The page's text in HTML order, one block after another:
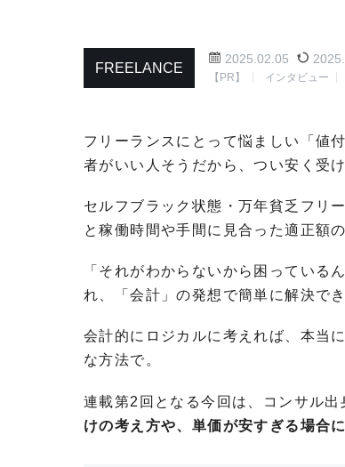
FREELANCE
2025.02.05
【PR】 インタビュー
フリーランスにとって悩ましい「値
者がいい人そうだから、つい安く受
セルフブラック状態・万年貧乏フリ
と稼働時間や手間に見合った適正額
「それがわからないから困っている
れ、「会計」の発想で簡単に解決でき
会計的にロジカルに考えれば、本当
な方法で。
連載第2回となる今回は、コンサル
けの考え方や、単価が安すぎる場合